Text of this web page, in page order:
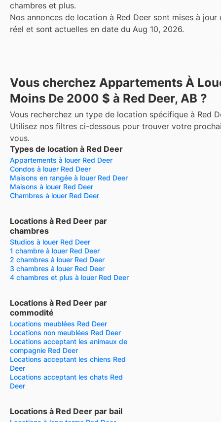
chambres et plus.
Nos annonces de location à Red Deer sont mises à jour
réel et sont actuelles en date du Aug 10, 2026.
Vous cherchez Appartements À
Moins De 2000 $ à Red Deer, AB ?
Vous recherchez un type de location spécifique à Red
Utilisez nos filtres ci-dessous pour trouver votre
vous.
Types de location à Red Deer
Appartements à louer Red Deer
Condos à louer Red Deer
Maisons en rangée à louer Red Deer
Maisons à louer Red Deer
Chambres à louer Red Deer
Locations à Red Deer par
chambres
Studios à louer Red Deer
1 chambre à louer Red Deer
2 chambres à louer Red Deer
3 chambres à louer Red Deer
4 chambres et plus à louer Red Deer
Locations à Red Deer par
commodité
Locations meublées Red Deer
Locations non meublées Red Deer
Locations acceptant les animaux de
compagnie Red Deer
Locations acceptant les chiens Red
Deer
Locations acceptant les chats Red
Deer
Locations à Red Deer par bail